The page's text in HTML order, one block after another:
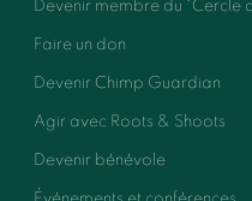
Devenir membre du "Cercle
Faire un don
Devenir Chimp Guardian
Agir avec Roots & Shoots
Devenir bénévole